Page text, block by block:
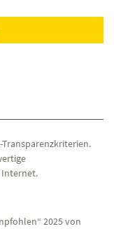
2025 von